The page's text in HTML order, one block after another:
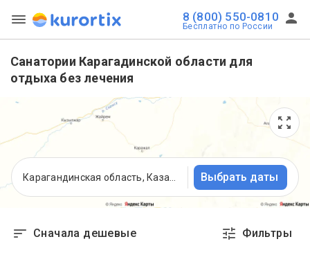
8 (800) 550-0810
Бесплатно по России
Санатории Карагадинской области для
отдыха без лечения
Выбрать даты
Сначала дешевые Фильтры